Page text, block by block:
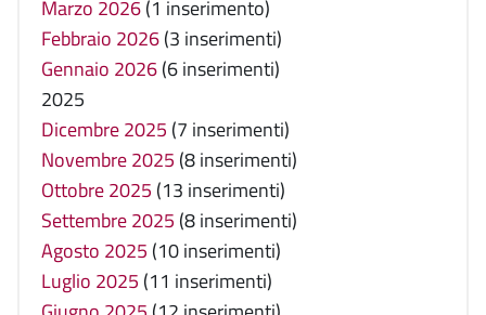
Marzo 2026(1 inserimento)
Febbraio 2026(3 inserimenti)
Gennaio 2026(6 inserimenti)
2025
Dicembre 2025 (7 inserimenti)
Novembre 2025 (8 inserimenti)
Ottobre 2025 (13 inserimenti)
Settembre 2025 (8 inserimenti)
Agosto 2025 (10 inserimenti)
Luglio 2025 (11 inserimenti)